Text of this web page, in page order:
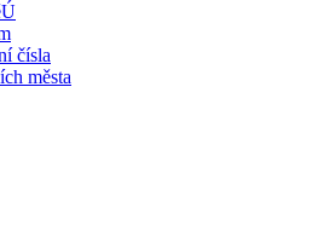
čísla
města